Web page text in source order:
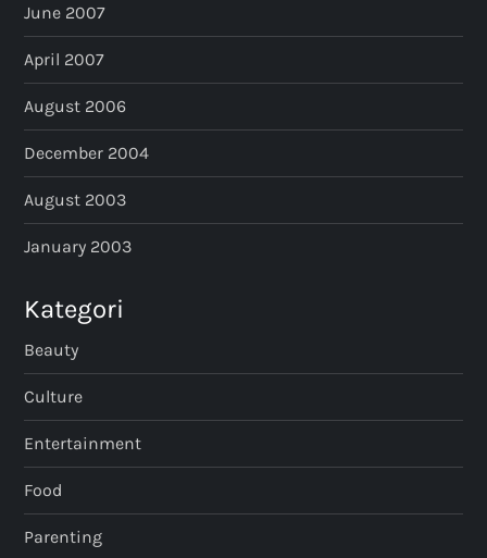
June 2007
April 2007
August 2006
December 2004
August 2003
January 2003
Kategori
Beauty
Culture
Entertainment
Food
Parenting